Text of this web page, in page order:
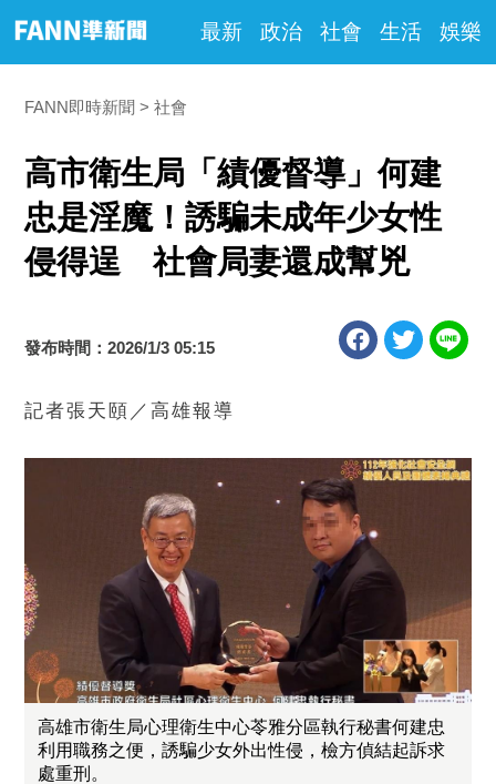
最新 政治 社會 生活 娛樂
FANN即時新聞 社會
高市衛生局「績優督導」何建
忠是淫魔！誘騙未成年少女性
侵得逞 社會局妻還成幫兇
發布時間：2026/1/3 05:15
記者張天頤／高雄報導
高雄市衛生局心理衛生中心苓雅分區執行秘書何建忠
利用職務之便，誘騙少女外出性侵，檢方偵結起訴求
處重刑。